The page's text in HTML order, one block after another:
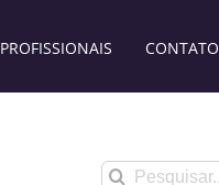
PROFISSIONAIS CONTATO
Buscar